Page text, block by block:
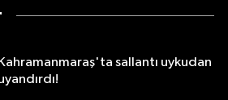
Kahramanmaraş'ta sallantı uykudan